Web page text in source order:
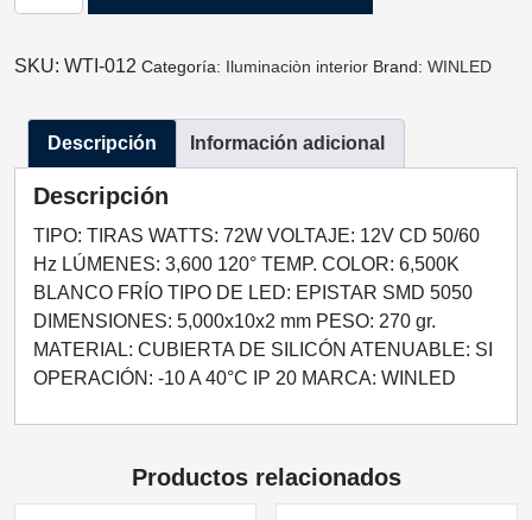
5050
72W
INTERIOR
BLANCO
FRIO
cantidad
SKU: WTI‐012 Categoría: Iluminaciòn interior Brand: WINLED
Descripción Información adicional
Descripción
TIPO: TIRAS WATTS: 72W VOLTAJE: 12V CD 50/60
Hz LÚMENES: 3,600 120° TEMP. COLOR: 6,500K
BLANCO FRÍO TIPO DE LED: EPISTAR SMD 5050
DIMENSIONES: 5,000x10x2 mm PESO: 270 gr.
MATERIAL: CUBIERTA DE SILICÓN ATENUABLE: SI
OPERACIÓN: -10 A 40°C IP 20 MARCA: WINLED
Productos relacionados